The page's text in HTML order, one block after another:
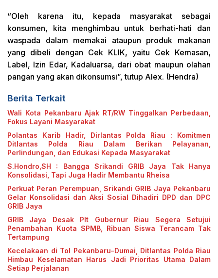
“Oleh karena itu, kepada masyarakat sebagai
konsumen, kita menghimbau untuk berhati-hati dan
waspada dalam memakai ataupun produk makanan
yang dibeli dengan Cek KLIK, yaitu Cek Kemasan,
Label, Izin Edar, Kadaluarsa, dari obat maupun olahan
pangan yang akan dikonsumsi”, tutup Alex. (Hendra)
Berita Terkait
Wali Kota Pekanbaru Ajak RT/RW Tinggalkan Perbedaan,
Fokus Layani Masyarakat
Polantas Karib Hadir, Dirlantas Polda Riau : Komitmen
Ditlantas Polda Riau Dalam Berikan Pelayanan,
Perlindungan, dan Edukasi Kepada Masyarakat
S.Hondro,SH : Bangga Srikandi GRIB Jaya Tak Hanya
Konsolidasi, Tapi Juga Hadir Membantu Rheisa
Perkuat Peran Perempuan, Srikandi GRIB Jaya Pekanbaru
Gelar Konsolidasi dan Aksi Sosial Dihadiri DPD dan DPC
GRIB Jaya
GRIB Jaya Desak Plt Gubernur Riau Segera Setujui
Penambahan Kuota SPMB, Ribuan Siswa Terancam Tak
Tertampung
Kecelakaan di Tol Pekanbaru–Dumai, Ditlantas Polda Riau
Himbau Keselamatan Harus Jadi Prioritas Utama Dalam
Setiap Perjalanan